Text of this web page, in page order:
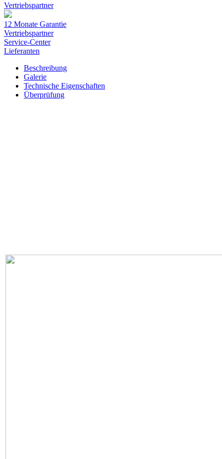
Vertriebspartner
12 Monate Garantie
Vertriebspartner
Service-Center
Lieferanten
Beschreibung
Galerie
Technische Eigenschaften
Überprüfung